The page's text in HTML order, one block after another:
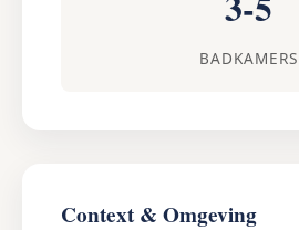
BADKAMERS
Context & Omgeving